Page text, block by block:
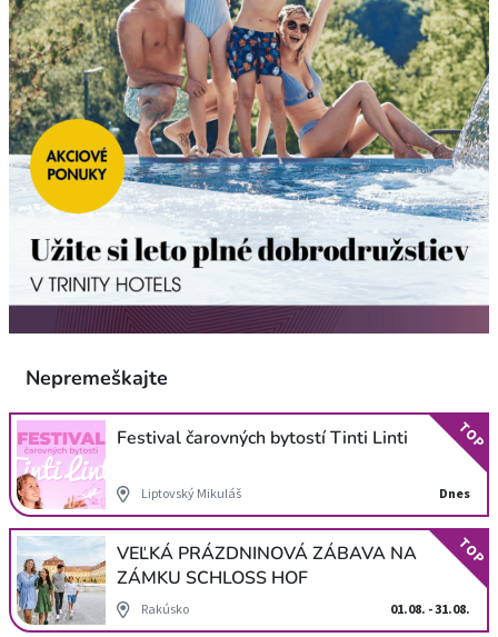
Nepremeškajte
Festival čarovných bytostí Tinti Linti
Liptovský Mikuláš Dnes
TOP
VEĽKÁ PRÁZDNINOVÁ ZÁBAVA NA
ZÁMKU SCHLOSS HOF
Rakúsko 01.08. - 31.08.
TOP